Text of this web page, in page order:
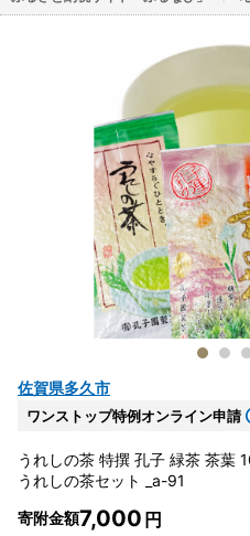
佐賀県多久市
ワンストップ特例オンライン申請
うれしの茶 特撰 孔子 緑茶 茶葉
うれしの茶セット _a-91
寄附金額7,000